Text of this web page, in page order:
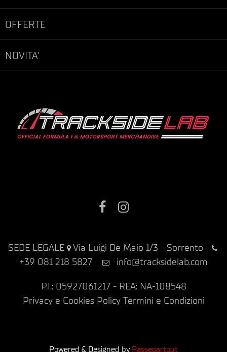
OFFERTE
NOVITA'
Facebook
SEDE LEGALE Via Luigi De Maio 1/3 - Sorrento -
+39 081 218 5827
info@tracksidelab.com
P.I.: 05927061217 - REA: NA-108548
Privacy e Cookies Policy Termini e Condizioni
Powered & Designed by Passepartout